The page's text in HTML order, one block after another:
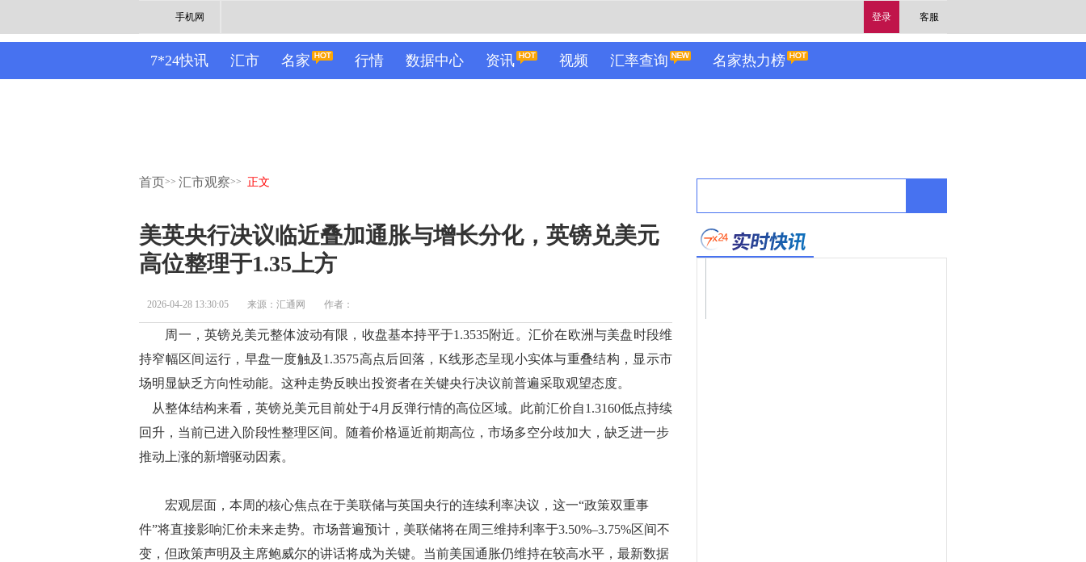
登录 客服
手机网
7*24快讯 汇市 名家 行情 数据中心 资讯 视频 汇率查询 名家热力榜
首页>> 汇市观察>> 正文
美英央行决议临近叠加通胀与增长分化，英镑兑美元
高位整理于1.35上方
2026-04-28 13:30:05 来源：汇通网 作者：
周一，英镑兑美元整体波动有限，收盘基本持平于1.3535附近。汇价在欧洲与美盘时段维
持窄幅区间运行，早盘一度触及1.3575高点后回落，K线形态呈现小实体与重叠结构，显示市
场明显缺乏方向性动能。这种走势反映出投资者在关键央行决议前普遍采取观望态度。
从整体结构来看，英镑兑美元目前处于4月反弹行情的高位区域。此前汇价自1.3160低点持续
回升，当前已进入阶段性整理区间。随着价格逼近前期高位，市场多空分歧加大，缺乏进一步
推动上涨的新增驱动因素。
宏观层面，本周的核心焦点在于美联储与英国央行的连续利率决议，这一“政策双重事
件”将直接影响汇价未来走势。市场普遍预计，美联储将在周三维持利率于3.50%–3.75%区间不
变，但政策声明及主席鲍威尔的讲话将成为关键。当前美国通胀仍维持在较高水平，最新数据